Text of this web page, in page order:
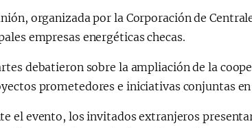
organizada por la Corporación de
empresas energéticas checas.
debatieron sobre la ampliación de la
prometedores e iniciativas conjuntas
el evento, los invitados extranjeros